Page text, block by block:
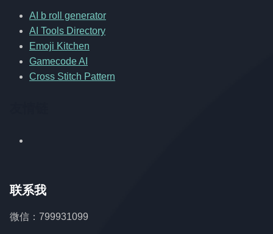
AI b roll generator
AI Tools Directory
Emoji Kitchen
Gamecode AI
Cross Stitch Pattern
联系我
微信：799931099